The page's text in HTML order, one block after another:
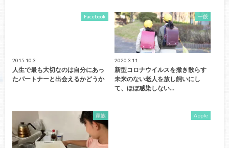
Facebook
2015.10.3
人生で最も大切なのは自分にあっ
たパートナーと出会えるかどうか
一般
2020.3.11
新型コロナウイルスを撒き散らす
未来のない老人を放し飼いにし
て、ほぼ感染しない…
家族 Apple